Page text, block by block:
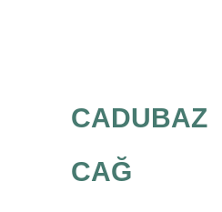
CADUBAZ
CAĞ